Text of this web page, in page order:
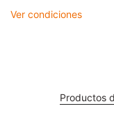
Ver condiciones
Productos